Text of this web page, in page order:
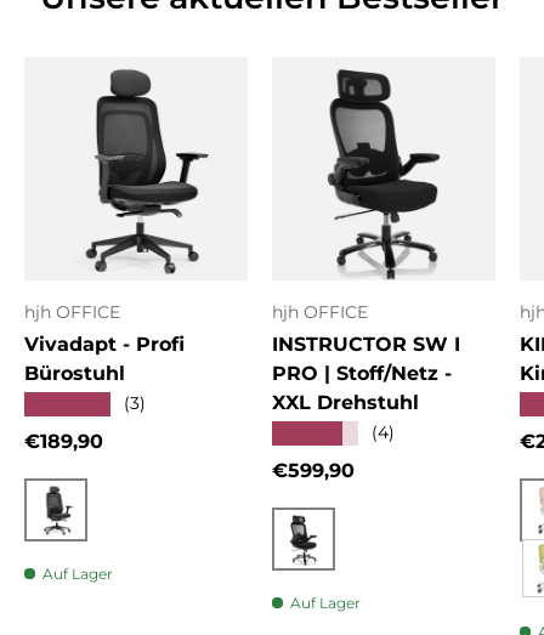
hjh OFFICE
Vivadapt - Profi
Bürostuhl
(3)
Normaler Preis
€189,90
Schwarz
Auf Lager
hjh OFFICE
INSTRUCTOR SW I
PRO | Stoff/Netz -
XXL Drehstuhl
(4)
Normaler Preis
€599,90
Schwarz
Auf Lager